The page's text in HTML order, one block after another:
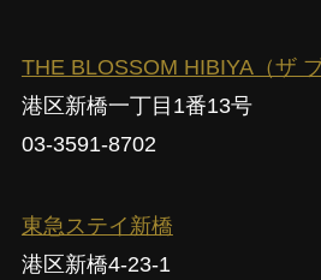
THE BLOSSOM HIBIYA（ザ
港区新橋一丁目1番13号
03-3591-8702
東急ステイ新橋
港区新橋4-23-1